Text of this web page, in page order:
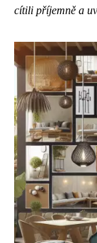
cítili příjemně a